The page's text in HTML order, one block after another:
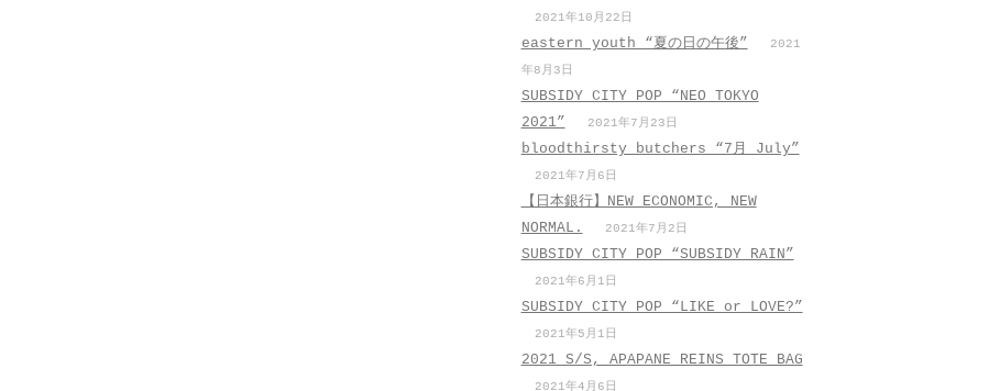
2021年10月22日
eastern youth “夏の日の午後”
2021
年8月3日
SUBSIDY CITY POP “NEO TOKYO
2021”
2021年7月23日
bloodthirsty butchers “7月_July”
2021年7月6日
【日本銀行】NEW ECONOMIC, NEW
NORMAL.
2021年7月2日
SUBSIDY CITY POP “SUBSIDY RAIN”
2021年6月1日
SUBSIDY CITY POP “LIKE or LOVE?”
2021年5月1日
2021 S/S, APAPANE REINS TOTE BAG
2021年4月6日